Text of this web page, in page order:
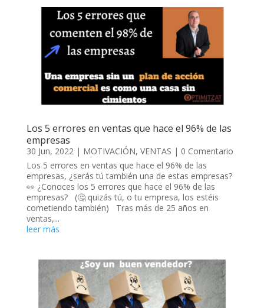
Los 5 errores en ventas que hace el 96% de las
empresas
30 Jun, 2022| MOTIVACIÓN, VENTAS | 0 Comentario
Los 5 errores en ventas que hace el 96% de las
empresas, ¿serás tú también una de estas empresas?
👀 ¿Conoces los 5 errores que hace el 96% de las
empresas? (🤔 quizás tú, o tu empresa, los estéis
cometiendo también) Tras más de 25 años en
ventas,...
leer más